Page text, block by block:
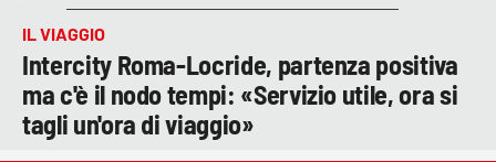
IL VIAGGIO
Intercity Roma-Locride, partenza positiva
ma c'è il nodo tempi: «Servizio utile, ora si
tagli un'ora di viaggio»